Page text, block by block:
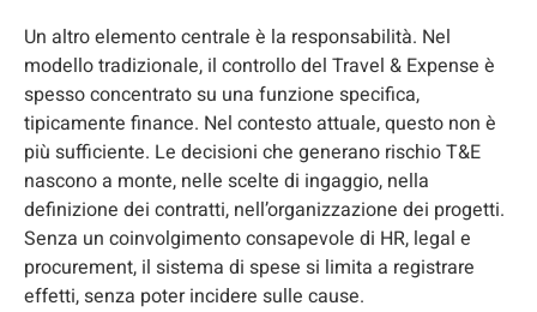
Un altro elemento centrale è la responsabilità. Nel
modello tradizionale, il controllo del Travel & Expense è
spesso concentrato su una funzione specifica,
tipicamente finance. Nel contesto attuale, questo non è
più sufficiente. Le decisioni che generano rischio T&E
nascono a monte, nelle scelte di ingaggio, nella
definizione dei contratti, nell’organizzazione dei progetti.
Senza un coinvolgimento consapevole di HR, legal e
procurement, il sistema di spese si limita a registrare
effetti, senza poter incidere sulle cause.